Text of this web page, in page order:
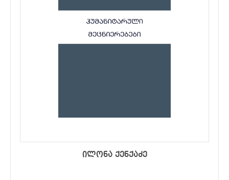
ილონა ქენქაძე